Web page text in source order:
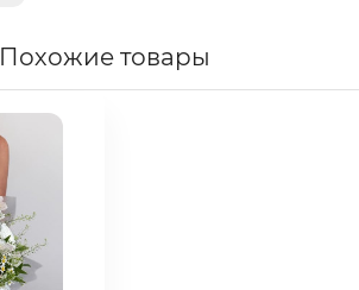
Похожие товары